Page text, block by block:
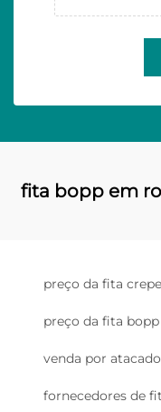
fita bopp em
preço da fita
preço da fita
venda por
fornecedores de